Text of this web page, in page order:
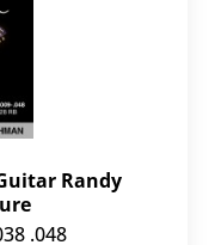
Randy
.048